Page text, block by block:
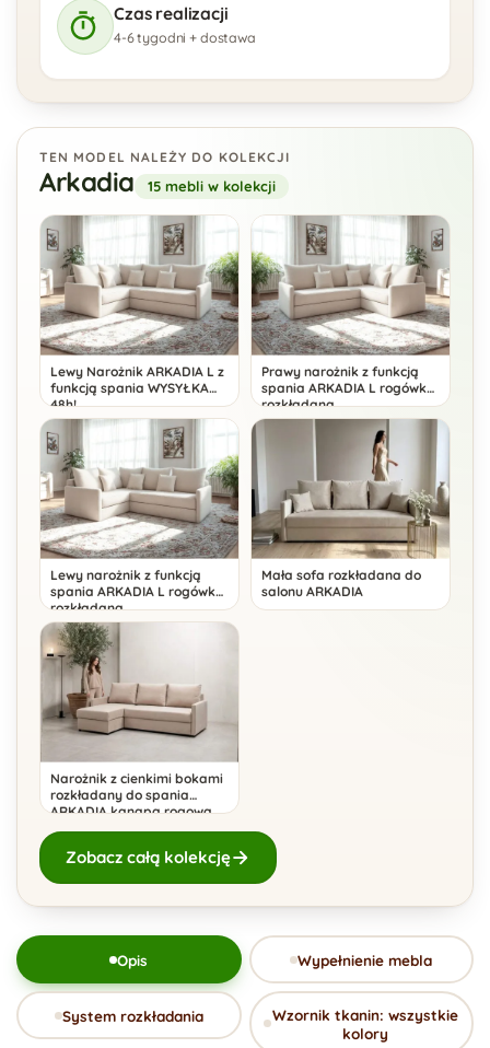
Czas realizacji
4-6 tygodni + dostawa
TEN MODEL NALEŻY DO KOLEKCJI
Arkadia 15 mebli w kolekcji
Lewy Narożnik ARKADIA L z
funkcją spania WYSYŁKA
48h!
Prawy narożnik z funkcją
spania ARKADIA L rogówka
rozkładana
Lewy narożnik z funkcją
spania ARKADIA L rogówka
rozkładana
Mała sofa rozkładana do
salonu ARKADIA
Narożnik z cienkimi bokami
rozkładany do spania
ARKADIA kanapa rogowa
Zobacz całą kolekcję
Opis Wypełnienie mebla
System rozkładania
Wzornik tkanin: wszystkie
kolory